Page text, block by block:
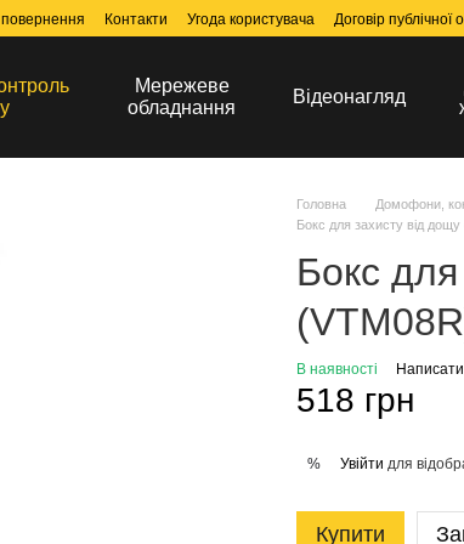
Контакти Угода користувача Договір публічної
Мережеве
обладнання
Відеонагляд
Головна Домофони,
Бокс для захисту від
Бокс
В наявності Написати
518 грн
% Увійти для
Купити